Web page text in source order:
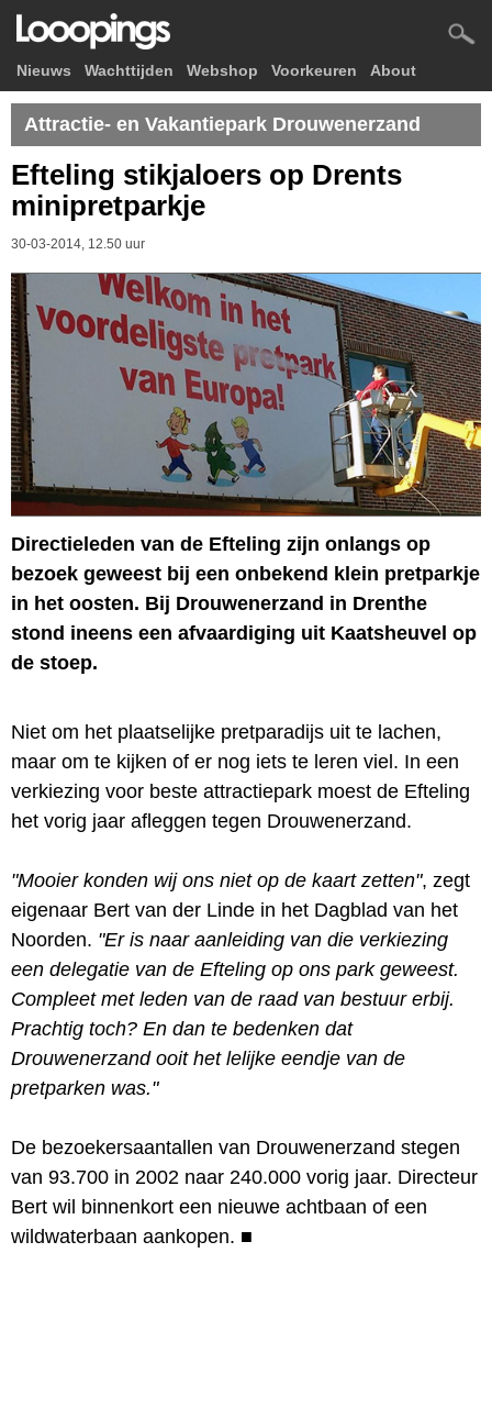
Nieuws Wachttijden Webshop Voorkeuren About
Attractie- en Vakantiepark Drouwenerzand
Efteling stikjaloers op Drents
minipretparkje
30-03-2014, 12.50 uur
Directieleden van de Efteling zijn onlangs op
bezoek geweest bij een onbekend klein pretparkje
in het oosten. Bij Drouwenerzand in Drenthe
stond ineens een afvaardiging uit Kaatsheuvel op
de stoep.
Niet om het plaatselijke pretparadijs uit te lachen,
maar om te kijken of er nog iets te leren viel. In een
verkiezing voor beste attractiepark moest de Efteling
het vorig jaar afleggen tegen Drouwenerzand.
"Mooier konden wij ons niet op de kaart zetten", zegt
eigenaar Bert van der Linde in het Dagblad van het
Noorden. "Er is naar aanleiding van die verkiezing
een delegatie van de Efteling op ons park geweest.
Compleet met leden van de raad van bestuur erbij.
Prachtig toch? En dan te bedenken dat
Drouwenerzand ooit het lelijke eendje van de
pretparken was."
De bezoekersaantallen van Drouwenerzand stegen
van 93.700 in 2002 naar 240.000 vorig jaar. Directeur
Bert wil binnenkort een nieuwe achtbaan of een
wildwaterbaan aankopen. ■